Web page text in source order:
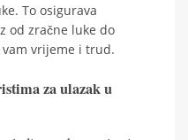
To osigurava
od zračne luke do
vrijeme i trud.
za ulazak u